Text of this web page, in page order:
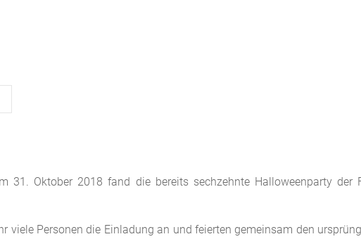
31. Oktober 2018 fand die bereits sechzehnte Halloweenparty der
viele Personen die Einladung an und feierten gemeinsam den